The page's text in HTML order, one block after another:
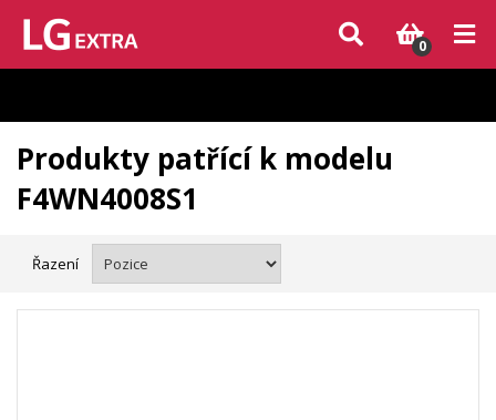
Vzhledem k aktuální situaci se může dodání dílů, které nejsou skladem,
zpozdit. Děkujeme za pochopení.
0
Produkty patřící k modelu
F4WN4008S1
Řazení